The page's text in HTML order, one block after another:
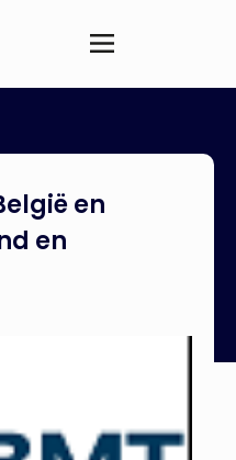
en
en